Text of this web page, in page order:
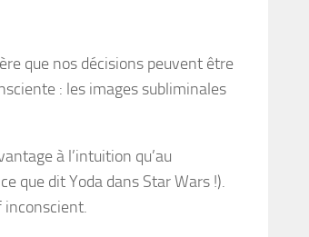
que nos décisions peuvent être
: les images subliminales
à l’intuition qu’au
que dit Yoda dans Star Wars !).
inconscient.